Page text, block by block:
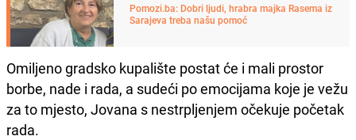
Pomozi.ba: Dobri ljudi, hrabra majka Rasema iz
Sarajeva treba našu pomoć
Omiljeno gradsko kupalište postat će i mali prostor
borbe, nade i rada, a sudeći po emocijama koje je vežu
za to mjesto, Jovana s nestrpljenjem očekuje početak
rada.